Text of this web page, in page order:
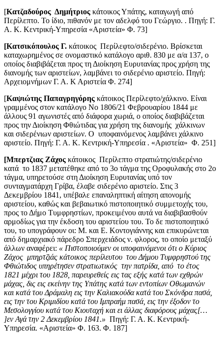
[Κατζαδούρος Δημήτριος κάτοικος Υπάτης, καταγωγή από
Περίλεπτο. Το ίδιο, πιθανόν με τον αδελφό του Γεώργιο. . Πηγή: Γ.
Α. Κ. Κεντρική-Υπηρεσία «Αριστεία» Φ. 73]
[Κατσικόπουλος Γ. κάτοικος Περίλεφτο/σιδερένιο. Βρίσκεται
καταχωρημένος σε ονομαστικό κατάλογο αριθ. 830 με α/α 137, ο
οποίος διαβιβάζεται προς τη Διοίκηση Ευρυτανίας προς χρήση της
διανομής των αριστείων, λαμβάνει το σιδερένιο αριστείο. Πηγή:
Αρχειομνήμων Γ. Α. Κ Αριστεία Φ. 274]
[Καψιώτης Παπαγρηγόρης κάτοικος Περίλεφτο/χάλκινο. Είναι
γραμμένος στον κατάλογο Νο 1806/21 Φεβρουαρίου 1844 με
άλλους 91 αγωνιστές από διάφορα χωριά, ο οποίος διαβιβάζεται
προς την Διοίκηση Φθιώτιδας για χρήση της διανομής χάλκινων
και σιδερένιων αριστείων. Ο υποφαινόμενος λαμβάνει χάλκινο
αριστείο. Πηγή: Γ. Α. Κ. Κεντρική-Υπηρεσία . «Αριστεία» Φ. 251]
[Μπερτζιας Ζάχος κάτοικος Περίλεπτο στρατιώτης/σιδερένιο
κατά το 1837 μετατέθηκε από το 3ο τάγμα της Οροφυλακής στο 2ο
τάγμα, υπηρετούσε στη Διοίκηση Ευρυτανίας υπό τον
συνταγματάρχη Γρίβα, έλαβε σιδερένιο αριστείο. Στις 3
Δεκεμβρίου 1841, υπέβαλε επαναληπτική αίτηση απονομής
αριστείου, καθώς και βεβαιωτικό πιστοποιητικό συμμετοχής του,
προς το Δήμο Τυμφρηστίων, προκειμένου αυτά να διαβιβασθούν
αρμοδίως για την έκδοση του αριστείου του. Το δε πιστοποιητικό
του, το υπογράφουν οι: Μ. και Ε. Κοντογιάννης και επικυρώνεται
από δημαρχιακό πάρεδρο Σπερχειάδος ν. φλορος, το οποίο μεταξύ
άλλων αναφέρει: « Πιστοποιούμεν οι υποφαινόμενοι ότι ο Κύριος
Ζάχος μπηρτζιάς κάτοικος περίλευτου του Δήμου Τυμφρηστού της
Φθιώτιδος υπηρέτησεν στρατιωτικός την πατρίδα, από το έτος
1821 μέχρι του 1828, παρευρεθείς εις τας εξής κατά των εχθρών
μάχας, δις εις εκείνην της Υπάτης κατά των εντοπίων Οθωμανών
και κατά του Δράμαλη εις την Καλιακούδα κατά του Σκόνδρα πασά,
εις την του Κριμιδίου κατά του Ιμπραήμ πασά, εις την έξοδον το
Μεσολογγίου κατά του Κιουταχή και ει άλλας διαφόρους μάχας[…
]εν Αγά την 2 Δεκεμβρίου 1841.» Πηγή: Γ. Α. Κ. Κεντρική-
Υπηρεσία. «Αριστεία» Φ. 163. Φ. 187]